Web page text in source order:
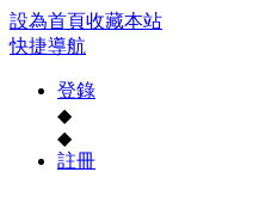
設為首頁收藏本站
快捷導航
登錄
◆
◆
註冊